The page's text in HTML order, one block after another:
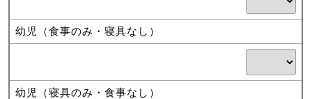
幼児（食事のみ・寝具なし）
幼児（寝具のみ・食事なし）